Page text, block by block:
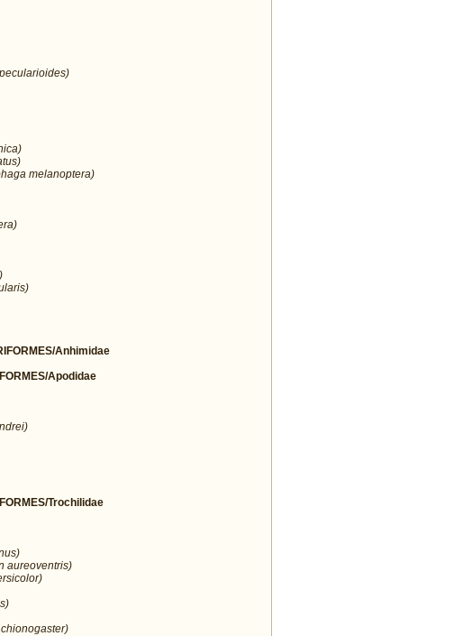
melanoptera)
Anhimidae
Apodidae
Trochilidae
aureoventris)